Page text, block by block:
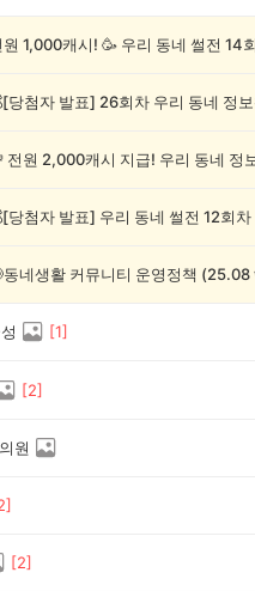
동네생활 커뮤니티 운영정책 (25.08
[1]
[2]
원
]
[2]